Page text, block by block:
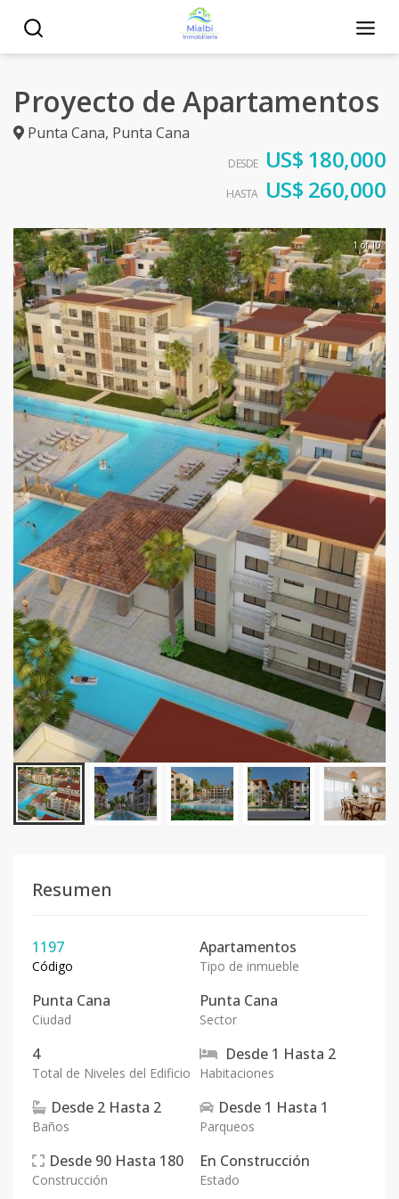
Proyecto de Apartamentos
Punta Cana, Punta Cana
DESDE US$ 180,000
HASTA US$ 260,000
1 of 10
Resumen
1197
Código
Apartamentos
Tipo de inmueble
Punta Cana
Ciudad
Punta Cana
Sector
4
Total de Niveles del Edificio
Desde 1 Hasta 2
Habitaciones
Desde 2 Hasta 2
Baños
Desde 1 Hasta 1
Parqueos
Desde 90 Hasta 180
Construcción
En Construcción
Estado